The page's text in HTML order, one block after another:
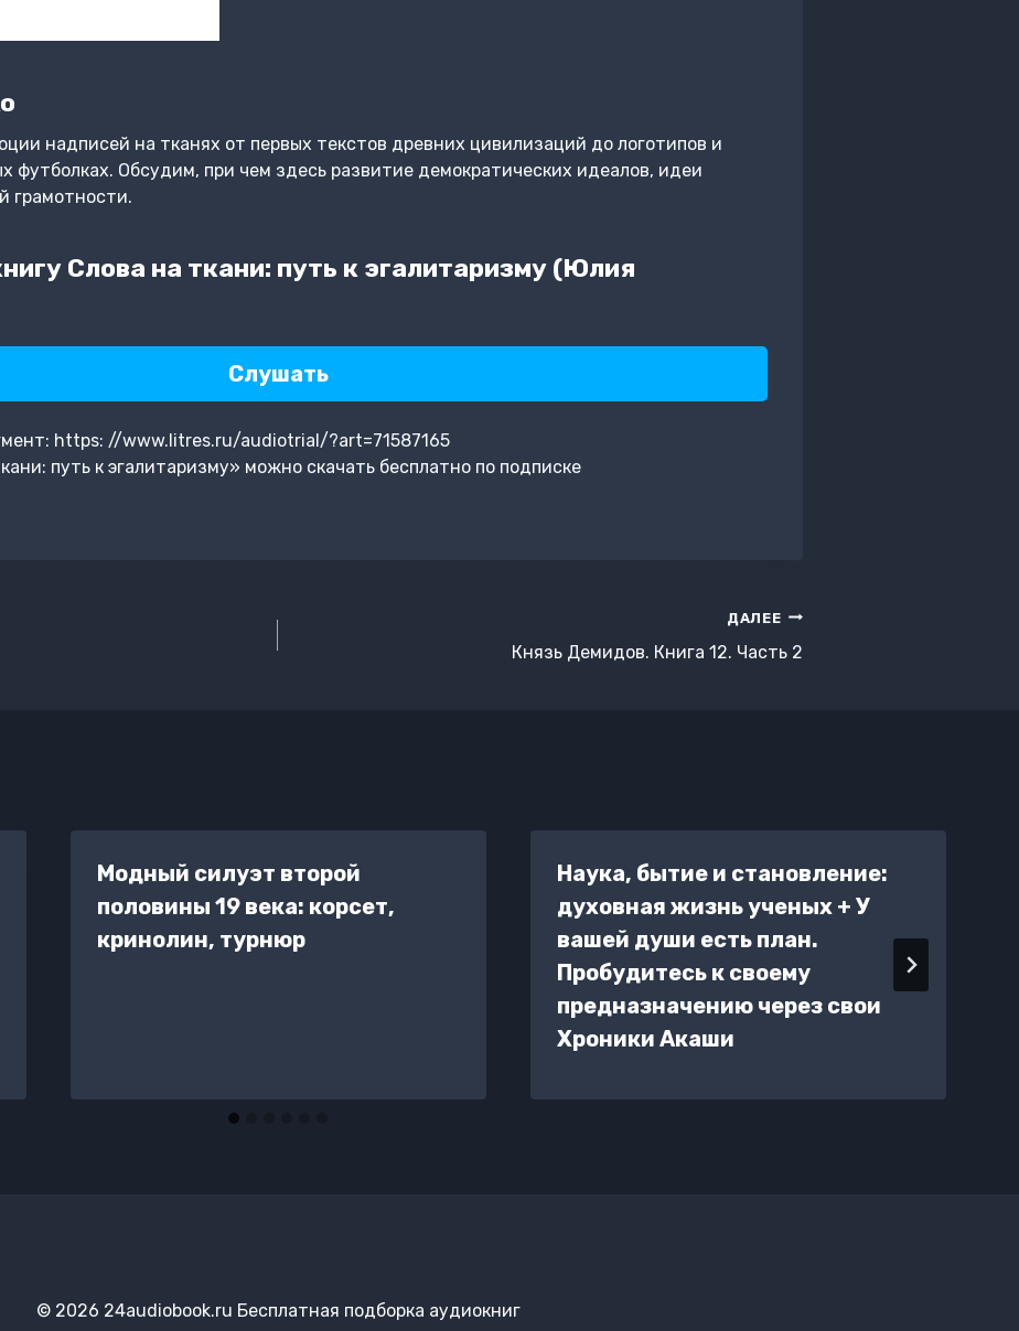
надписей на тканях от первых текстов древних цивилизаций до логотипов и
футболках. Обсудим, при чем здесь развитие демократических идеалов, идеи
грамотности.
Слова на ткани: путь к эгалитаризму (Юлия
Слушать
https: //www.litres.ru/audiotrial/?art=71587165
путь к эгалитаризму» можно скачать бесплатно по подписке
ДАЛЕЕ
Князь Демидов. Книга 12. Часть 2
Модный силуэт второй
половины 19 века: корсет,
кринолин, турнюр
Наука, бытие и становление:
духовная жизнь ученых + У
вашей души есть план.
Пробудитесь к своему
предназначению через свои
Хроники Акаши
© 2026 24audiobook.ru Бесплатная подборка аудиокниг